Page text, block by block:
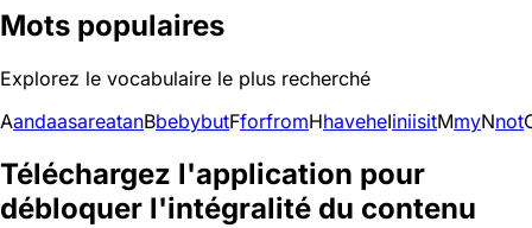
Mots populaires
Explorez le vocabulaire le plus recherché
AandaasareatanBbebybutFforfromHhaveheIiniisitMmyNnot
Téléchargez l'application pour
débloquer l'intégralité du contenu